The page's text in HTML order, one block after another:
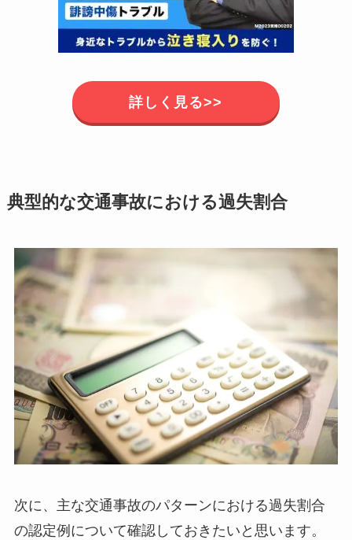
詳しく見る>>
典型的な交通事故における過失割合
次に、主な交通事故のパターンにおける過失割合
の認定例について確認しておきたいと思います。